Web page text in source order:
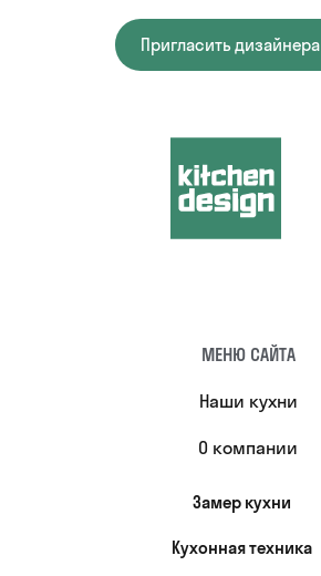
Пригласить дизайнера
МЕНЮ САЙТА
Наши кухни
О компании
Замер кухни
Кухонная техника